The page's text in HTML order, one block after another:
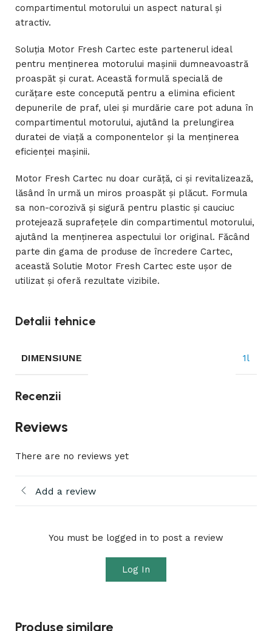
compartimentul motorului un aspect natural și
atractiv.
Soluția Motor Fresh Cartec este partenerul ideal
pentru menținerea motorului mașinii dumneavoastră
proaspăt și curat. Această formulă specială de
curățare este concepută pentru a elimina eficient
depunerile de praf, ulei și murdărie care pot aduna în
compartimentul motorului, ajutând la prelungirea
duratei de viață a componentelor și la menținerea
eficienței mașinii.
Motor Fresh Cartec nu doar curăță, ci și revitalizează,
lăsând în urmă un miros proaspăt și plăcut. Formula
sa non-corozivă și sigură pentru plastic și cauciuc
protejează suprafețele din compartimentul motorului,
ajutând la menținerea aspectului lor original. Făcând
parte din gama de produse de încredere Cartec,
această Solutie Motor Fresh Cartec este ușor de
utilizat și oferă rezultate vizibile.
Detalii tehnice
DIMENSIUNE 1l
Recenzii
Reviews
There are no reviews yet
Add a review
You must be logged in to post a review
Log In
Produse similare